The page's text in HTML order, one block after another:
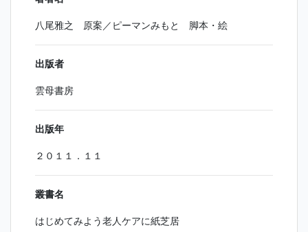
八尾雅之 原案／ピーマンみもと 脚本・絵
出版者
雲母書房
出版年
２０１１．１１
叢書名
はじめてみよう老人ケアに紙芝居